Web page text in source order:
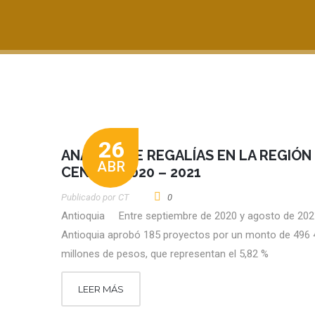
26
ABR
ANÁLISIS DE REGALÍAS EN LA REGIÓN
CENTRO 2020 – 2021
Publicado por CT 0
Antioquia Entre septiembre de 2020 y agosto de
Antioquia aprobó 185 proyectos por un monto de 496
millones de pesos, que representan el 5,82 %
LEER MÁS